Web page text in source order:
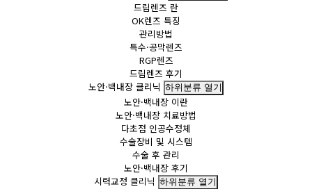
드림렌즈 란
OK렌즈 특징
관리방법
특수·공막렌즈
RGP렌즈
드림렌즈 후기
노안·백내장 클리닉 하위분류 열기
노안·백내장 이란
노안·백내장 치료방법
다초점 인공수정체
수술장비 및 시스템
수술 후 관리
노안·백내장 후기
시력교정 클리닉 하위분류 열기